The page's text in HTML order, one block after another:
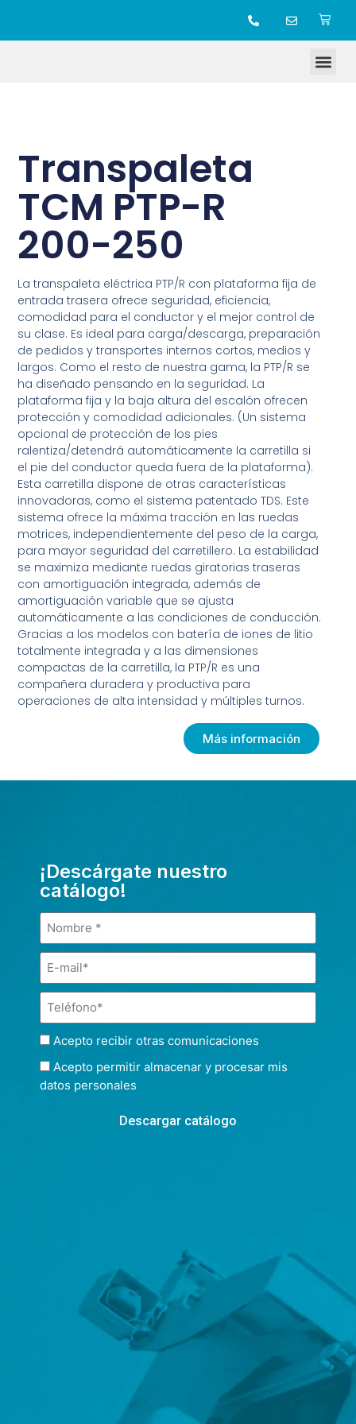
Transpaleta
TCM PTP-R
200-250
La transpaleta eléctrica PTP/R con plataforma fija de
entrada trasera ofrece seguridad, eficiencia,
comodidad para el conductor y el mejor control de
su clase. Es ideal para carga/descarga, preparación
de pedidos y transportes internos cortos, medios y
largos. Como el resto de nuestra gama, la PTP/R se
ha diseñado pensando en la seguridad. La
plataforma fija y la baja altura del escalón ofrecen
protección y comodidad adicionales. (Un sistema
opcional de protección de los pies
ralentiza/detendrá automáticamente la carretilla si
el pie del conductor queda fuera de la plataforma).
Esta carretilla dispone de otras características
innovadoras, como el sistema patentado TDS. Este
sistema ofrece la máxima tracción en las ruedas
motrices, independientemente del peso de la carga,
para mayor seguridad del carretillero. La estabilidad
se maximiza mediante ruedas giratorias traseras
con amortiguación integrada, además de
amortiguación variable que se ajusta
automáticamente a las condiciones de conducción.
Gracias a los modelos con batería de iones de litio
totalmente integrada y a las dimensiones
compactas de la carretilla, la PTP/R es una
compañera duradera y productiva para
operaciones de alta intensidad y múltiples turnos.
Más información
¡Descárgate nuestro
catálogo!
Acepto recibir otras comunicaciones
Acepto permitir almacenar y procesar mis
datos personales
Descargar catálogo